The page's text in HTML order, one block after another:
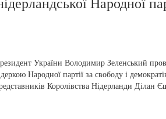
України Володимир Зеленський
Народної партії за свободу і
Королівства Нідерланди Ділан